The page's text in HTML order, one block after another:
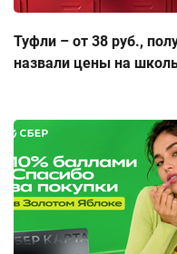
Туфли – от 38 руб.,
назвали цены на